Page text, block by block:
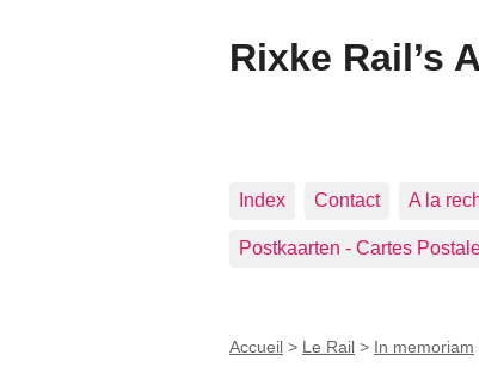
Rixke Rail’s
Index Contact A la
Postkaarten - Cartes
Accueil > Le Rail > In memoriam